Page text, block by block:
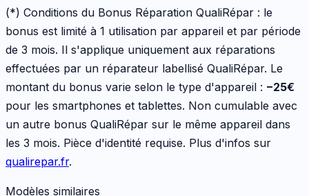
(*) Conditions du Bonus Réparation QualiRépar : le
bonus est limité à 1 utilisation par appareil et par période
de 3 mois. Il s'applique uniquement aux réparations
effectuées par un réparateur labellisé QualiRépar. Le
montant du bonus varie selon le type d'appareil : −25€
pour les smartphones et tablettes. Non cumulable avec
un autre bonus QualiRépar sur le même appareil dans
les 3 mois. Pièce d'identité requise. Plus d'infos sur
qualirepar.fr.
Modèles similaires